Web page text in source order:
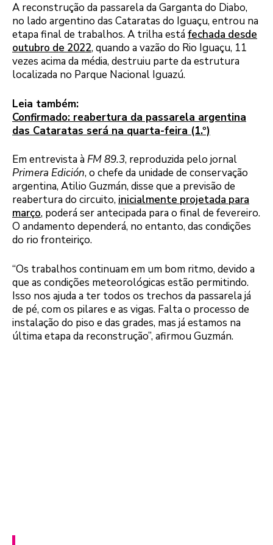
A reconstrução da passarela da Garganta do Diabo,
no lado argentino das Cataratas do Iguaçu, entrou na
etapa final de trabalhos. A trilha estáfechada desde
outubro de 2022, quando a vazão do Rio Iguaçu, 11
vezes acima da média, destruiu parte da estrutura
localizada no Parque Nacional Iguazú.
Leia também:
Confirmado: reabertura da passarela argentina
das Cataratas será na quarta-feira (1.º)
Em entrevista àFM 89.3, reproduzida pelo jornal
Primera Edición, o chefe da unidade de conservação
argentina, Atilio Guzmán, disse que a previsão de
reabertura do circuito, inicialmente projetada para
março, poderá ser antecipada para o final de fevereiro.
O andamento dependerá, no entanto, das condições
do rio fronteiriço.
“Os trabalhos continuam em um bom ritmo, devido a
que as condições meteorológicas estão permitindo.
Isso nos ajuda a ter todos os trechos da passarela já
de pé, com os pilares e as vigas. Falta o processo de
instalação do piso e das grades, mas já estamos na
última etapa da reconstrução”, afirmou Guzmán.